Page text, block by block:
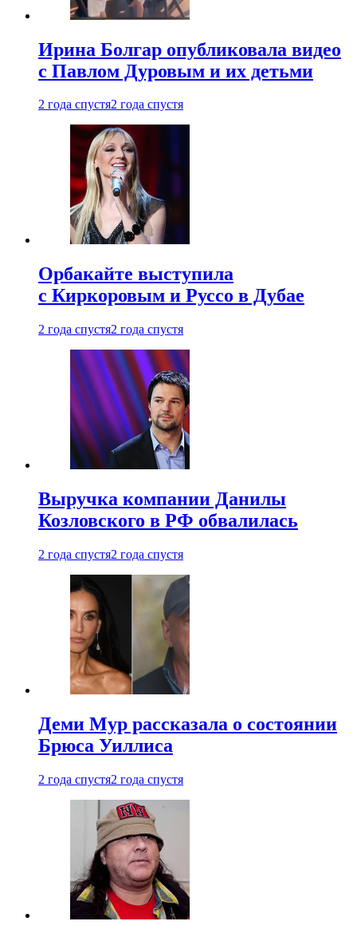
Ирина Болгар опубликовала видео
с Павлом Дуровым и их детьми
2 года спустя2 года спустя
Орбакайте выступила
с Киркоровым и Руссо в Дубае
2 года спустя2 года спустя
Выручка компании Данилы
Козловского в РФ обвалилась
2 года спустя2 года спустя
Деми Мур рассказала о состоянии
Брюса Уиллиса
2 года спустя2 года спустя